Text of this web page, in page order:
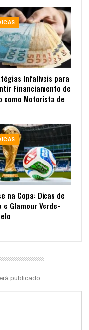
Infalíveis para
Financiamento de
como Motorista de
na Copa: Dicas de
e Glamour Verde-
publicado.